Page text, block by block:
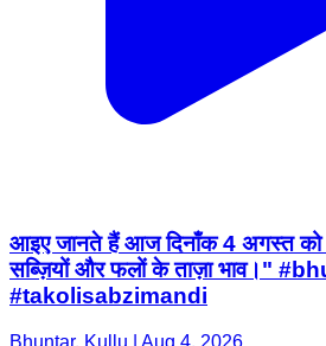
आइए जानते हैं आज दिनाँक 4 अगस्त को
सब्ज़ियों और फलों के ताज़ा भाव।"
#takolisabzimandi